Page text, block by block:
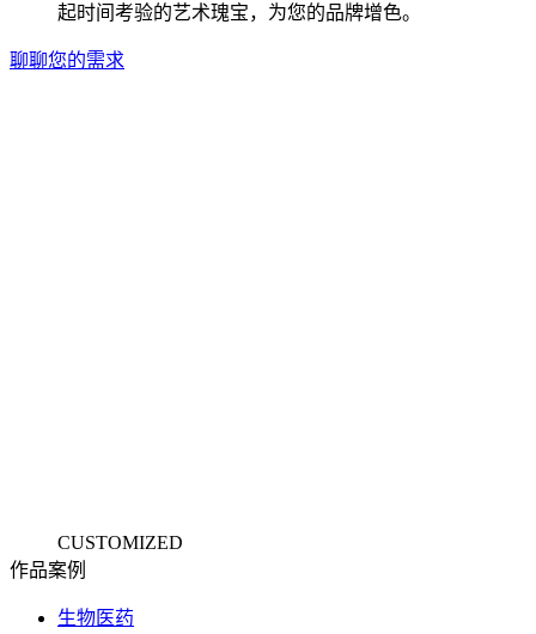
起时间考验的艺术瑰宝，为您的品牌增色。
聊聊您的需求
CUSTOMIZED
作品案例
生物医药